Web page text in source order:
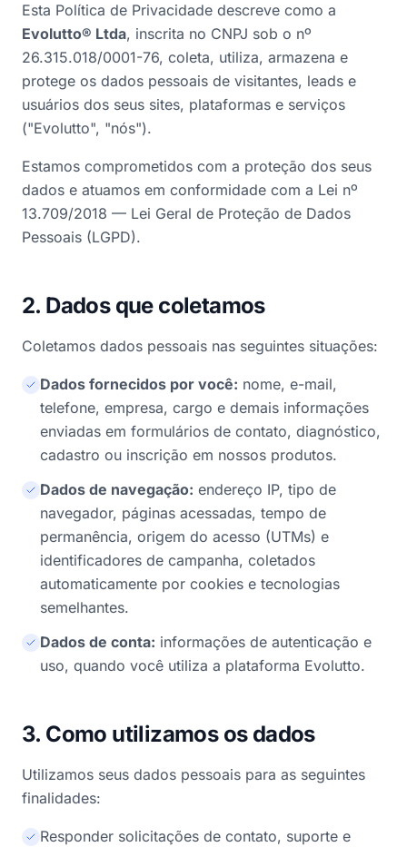
Esta Política de Privacidade descreve como a
Evolutto® Ltda, inscrita no CNPJ sob o nº
26.315.018/0001-76, coleta, utiliza, armazena e
protege os dados pessoais de visitantes, leads e
usuários dos seus sites, plataformas e serviços
("Evolutto", "nós").
Estamos comprometidos com a proteção dos seus
dados e atuamos em conformidade com a Lei nº
13.709/2018 — Lei Geral de Proteção de Dados
Pessoais (LGPD).
2. Dados que coletamos
Coletamos dados pessoais nas seguintes situações:
Dados fornecidos por você: nome, e-mail,
telefone, empresa, cargo e demais informações
enviadas em formulários de contato, diagnóstico,
cadastro ou inscrição em nossos produtos.
Dados de navegação: endereço IP, tipo de
navegador, páginas acessadas, tempo de
permanência, origem do acesso (UTMs) e
identificadores de campanha, coletados
automaticamente por cookies e tecnologias
semelhantes.
Dados de conta: informações de autenticação e
uso, quando você utiliza a plataforma Evolutto.
3. Como utilizamos os dados
Utilizamos seus dados pessoais para as seguintes
finalidades:
Responder solicitações de contato, suporte e